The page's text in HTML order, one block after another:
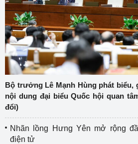
Bộ trưởng Lê Mạnh Hùng phát biểu,
nội dung đại biểu Quốc hội quan
đổi)
Nhãn lồng Hưng Yên mở rộng
điện tử